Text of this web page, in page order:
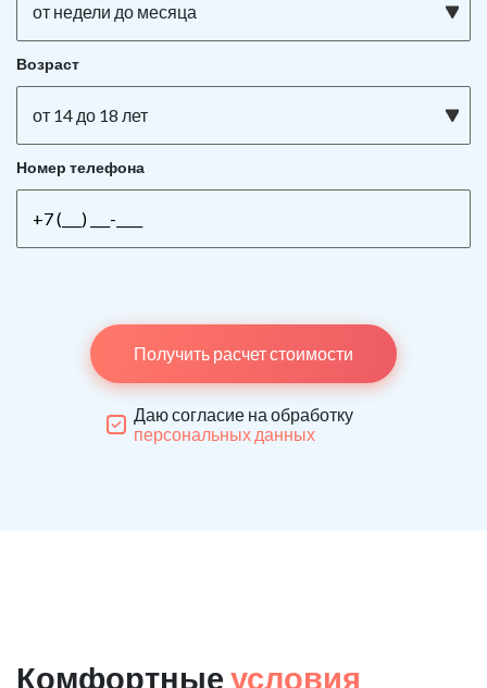
от недели до месяца
Возраст
от 14 до 18 лет
Номер телефона
Получить расчет стоимости
Даю согласие на обработку
персональных данных
Комфортные условия